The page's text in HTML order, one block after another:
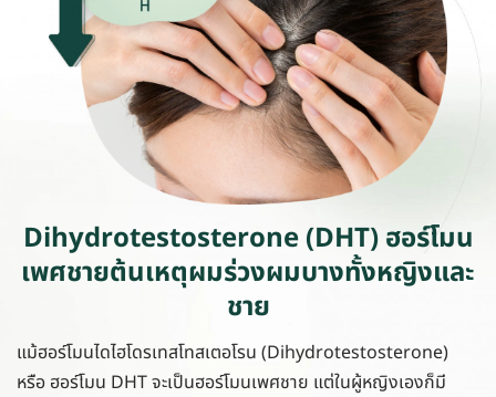
Dihydrotestosterone (DHT) ฮอร์โมน
เพศชายต้นเหตุผมร่วงผมบางทั้งหญิงและ
ชาย
แม้ฮอร์โมนไดไฮโดรเทสโทสเตอโรน (Dihydrotestosterone)
หรือ ฮอร์โมน DHT จะเป็นฮอร์โมนเพศชาย แต่ในผู้หญิงเองก็มี